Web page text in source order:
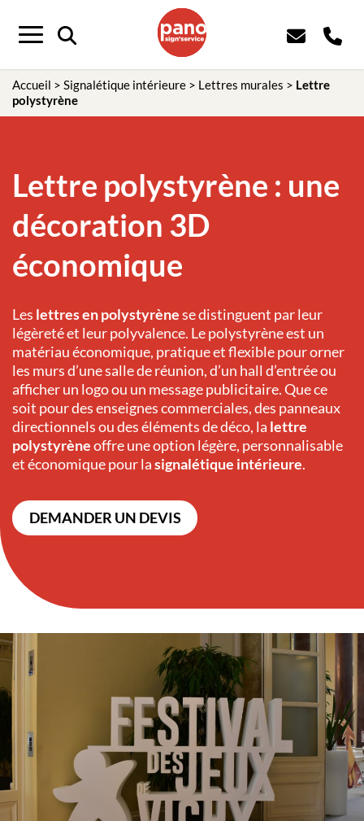
Menu
Accueil > Signalétique intérieure > Lettres murales > Lettre
polystyrène
Lettre polystyrène : une
décoration 3D
économique
Les lettres en polystyrènese distinguent par leur
légèreté et leur polyvalence. Le polystyrène est un
matériau économique, pratique et flexible pour orner
les murs d’une salle de réunion, d’un hall d’entrée ou
afficher un logo ou un message publicitaire. Que ce
soit pour des enseignes commerciales, des panneaux
directionnels ou des éléments de déco, la lettre
polystyrèneoffre une option légère, personnalisable
et économique pour lasignalétique intérieure.
DEMANDER UN DEVIS
Panneau de gestion des cookies